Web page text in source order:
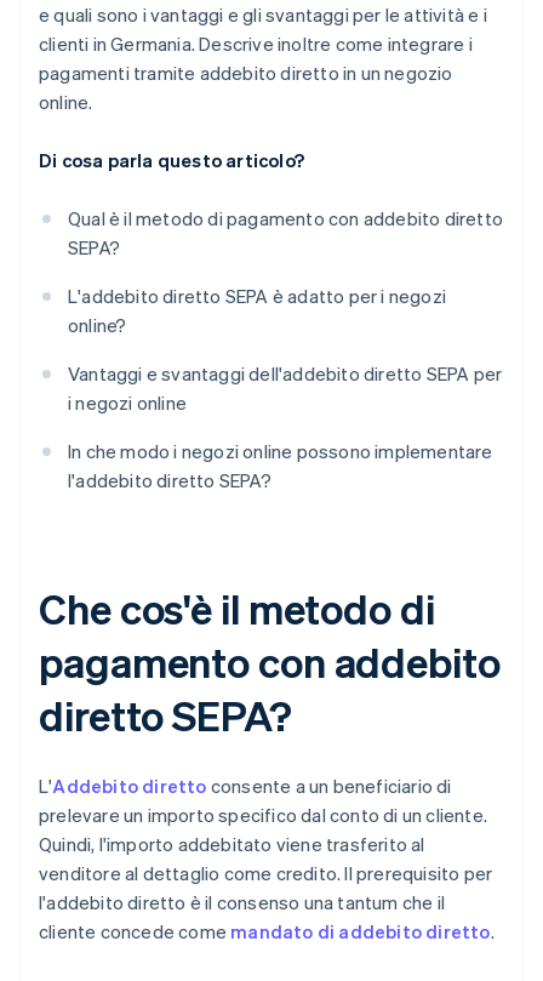
e quali sono i vantaggi e gli svantaggi per le attività e i
clienti in Germania. Descrive inoltre come integrare i
pagamenti tramite addebito diretto in un negozio
online.
Di cosa parla questo articolo?
Qual è il metodo di pagamento con addebito diretto
SEPA?
L'addebito diretto SEPA è adatto per i negozi
online?
Vantaggi e svantaggi dell'addebito diretto SEPA per
i negozi online
In che modo i negozi online possono implementare
l'addebito diretto SEPA?
Che cos'è il metodo di
pagamento con addebito
diretto SEPA?
L'Addebito diretto consente a un beneficiario di
prelevare un importo specifico dal conto di un cliente.
Quindi, l'importo addebitato viene trasferito al
venditore al dettaglio come credito. Il prerequisito per
l'addebito diretto è il consenso una tantum che il
cliente concede come mandato di addebito diretto.